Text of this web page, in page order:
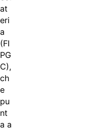
at
eri
a
(FI
PG
C),
ch
e
pu
nt
a a